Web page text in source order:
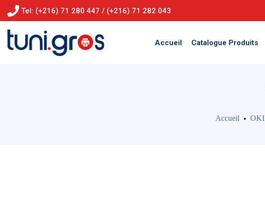
Tel: (+216) 71 280 447 / (+216) 71 282 043
Accueil Catalogue Produits
Accueil OKI